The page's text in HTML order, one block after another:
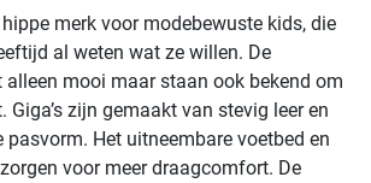
merk voor modebewuste kids, die
al weten wat ze willen. De
alleen mooi maar staan ook bekend om
Giga’s zijn gemaakt van stevig leer en
pasvorm. Het uitneembare voetbed en
voor meer draagcomfort. De